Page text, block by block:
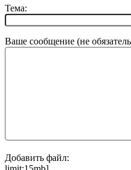
Тема:
Ваше сообщение (не
Добавить файл: